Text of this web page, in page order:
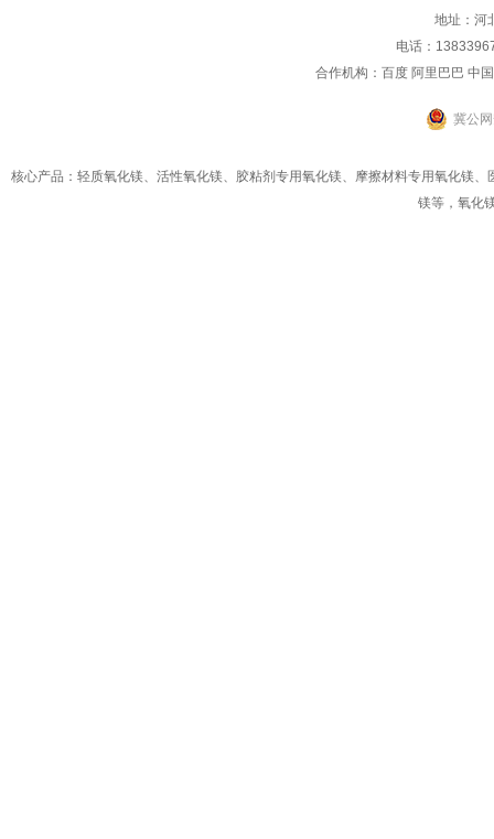
地址：河
电话：
合作机构：百度 阿里巴巴 中
冀公
核心产品：轻质氧化镁、活性氧化镁、 胶粘剂专用氧化镁、 摩擦材料专用氧化镁、
镁等， 氧化